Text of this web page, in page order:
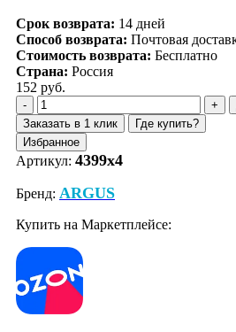
Срок возврата: 14 дней
Способ возврата: Почтовая
Стоимость возврата: Бесплатно
Страна: Россия
152 руб.
Заказать в 1 клик
Где купить?
Избранное
Артикул: 4399x4
Бренд: ARGUS
Купить на Маркетплейсе: